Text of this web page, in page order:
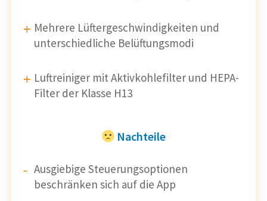
Mehrere Lüftergeschwindigkeiten und
unterschiedliche Belüftungsmodi
Luftreiniger mit Aktivkohlefilter und HEPA-
Filter der Klasse H13
Nachteile
Ausgiebige Steuerungsoptionen
beschränken sich auf die App